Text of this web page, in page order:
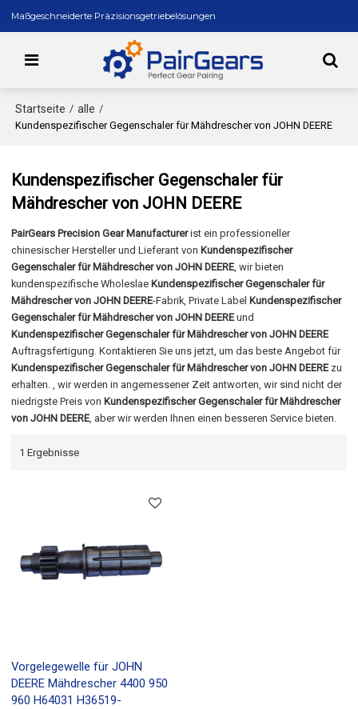
Maßgeschneiderte Präzisionsgetriebelösungen
Startseite / alle /
Kundenspezifischer Gegenschaler für Mähdrescher von JOHN DEERE
Kundenspezifischer Gegenschaler für
Mähdrescher von JOHN DEERE
PairGears Precision Gear Manufacturerist ein professioneller
chinesischer Hersteller und Lieferant von Kundenspezifischer
Gegenschaler für Mähdrescher von JOHN DEERE, wir bieten
kundenspezifische Wholeslae Kundenspezifischer Gegenschaler für
Mähdrescher von JOHN DEERE-Fabrik, Private Label Kundenspezifischer
Gegenschaler für Mähdrescher von JOHN DEERE und
Kundenspezifischer Gegenschaler für Mähdrescher von JOHN DEERE
Auftragsfertigung. Kontaktieren Sie uns jetzt, um das beste Angebot für
Kundenspezifischer Gegenschaler für Mähdrescher von JOHN DEERE zu
erhalten. , wir werden in angemessener Zeit antworten, wir sind nicht der
niedrigste Preis von Kundenspezifischer Gegenschaler für Mähdrescher
von JOHN DEERE, aber wir werden Ihnen einen besseren Service bieten.
1 Ergebnisse
Vorgelegewelle für JOHN
DEERE Mähdrescher 4400 950
960 H64031 H36519-